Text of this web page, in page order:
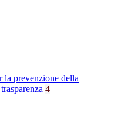
la prevenzione della
4